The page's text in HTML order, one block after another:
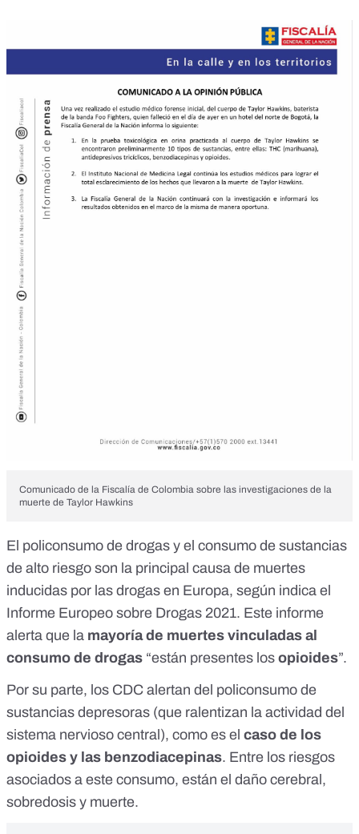
Comunicado de la Fiscalía de Colombia sobre las investigaciones de la
muerte de Taylor Hawkins
El policonsumo de drogas y el consumo de sustancias
de alto riesgo son la principal causa de muertes
inducidas por las drogas en Europa, según indica el
Informe Europeo sobre Drogas 2021. Este informe
alerta que la mayoría de muertes vinculadas al
consumo de drogas “están presentes los opioides”.
Por su parte, los CDC alertan del policonsumo de
sustancias depresoras (que ralentizan la actividad del
sistema nervioso central), como es el caso de los
opioides y las benzodiacepinas. Entre los riesgos
asociados a este consumo, están el daño cerebral,
sobredosis y muerte.